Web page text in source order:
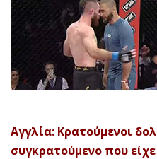
Αγγλία: Κρατούμενοι
συγκρατούμενο που